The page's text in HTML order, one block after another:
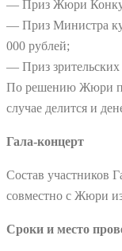
— Приз Жюри
— Приз Министра
000 рублей;
— Приз
По решению Жюри
случае делится и
Гала-концерт
Состав участников
совместно с Жюри
Сроки и место